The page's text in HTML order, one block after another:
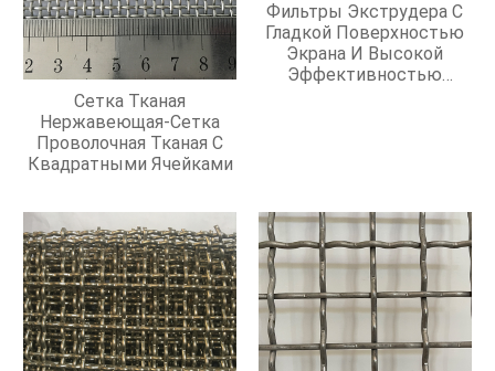
Сетка Тканая
Нержавеющая-Сетка
Проволочная Тканая С
Квадратными Ячейками
Фильтры Экструдера С
Гладкой Поверхностью
Экрана И Высокой
Эффективностью